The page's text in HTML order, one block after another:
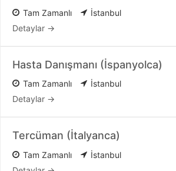
Tam Zamanlı
İstanbul
Detaylar
Hasta Danışmanı (İspanyolca)
Tam Zamanlı
İstanbul
Detaylar
Tercüman (İtalyanca)
Tam Zamanlı
İstanbul